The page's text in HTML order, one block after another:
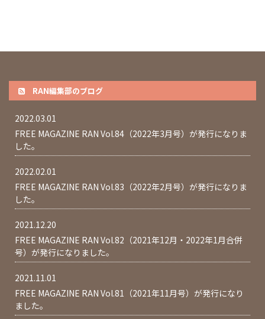
RAN編集部のブログ
2022.03.01
FREE MAGAZINE RAN Vol.84（2022年3月号）が発行になりま
した。
2022.02.01
FREE MAGAZINE RAN Vol.83（2022年2月号）が発行になりま
した。
2021.12.20
FREE MAGAZINE RAN Vol.82（2021年12月・2022年1月合併
号）が発行になりました。
2021.11.01
FREE MAGAZINE RAN Vol.81（2021年11月号）が発行になり
ました。